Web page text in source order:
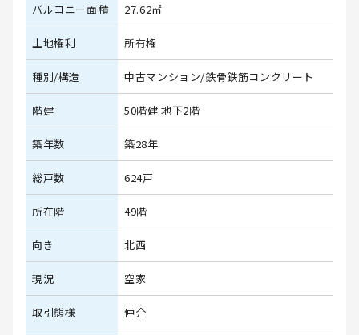
バルコニー面積 27.62㎡
土地権利 所有権
種別/構造 中古マンション/鉄骨鉄筋コンクリート
階建 50階建 地下2階
築年数 築28年
総戸数 624戸
所在階 49階
向き 北西
現況 空家
取引態様 仲介